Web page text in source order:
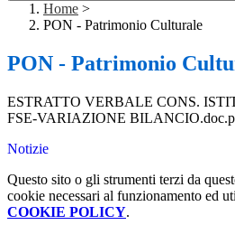
Home >
PON - Patrimonio Culturale
PON - Patrimonio
ESTRATTO VERBALE CONS.
FSE-VARIAZIONE
Notizie
Questo sito o gli strumenti terzi da
cookie necessari al funzionamento ed
COOKIE POLICY.